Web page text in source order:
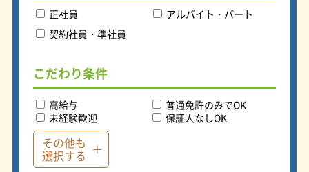
正社員
アルバイト・パート
契約社員・準社員
こだわり条件
高給与
普通免許のみでOK
未経験歓迎
保証人なしOK
その他も
選択する